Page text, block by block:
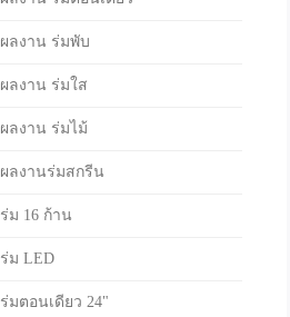
ผลงาน ร่มพับ
ผลงาน ร่มใส
ผลงาน ร่มไม้
ผลงานร่มสกรีน
ร่ม 16 ก้าน
ร่ม LED
ร่มตอนเดียว 24"